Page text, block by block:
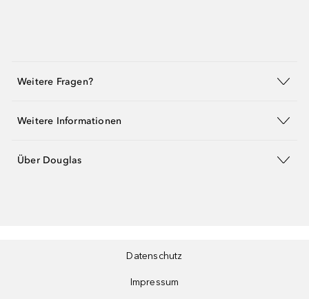
Weitere Fragen?
Weitere Informationen
Über Douglas
Datenschutz
Impressum